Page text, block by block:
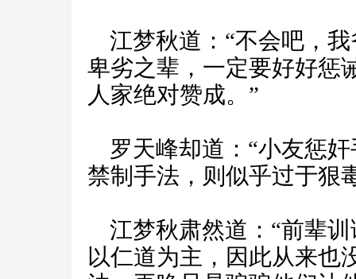
江梦秋道：“不会吧，
卑劣之辈，一定要好好惩
人家绝对赞成。”
罗天峰却道：“小友惩
禁制手法，则似乎过于狠
江梦秋肃然道：“前辈
以仁道为主，因此从来也